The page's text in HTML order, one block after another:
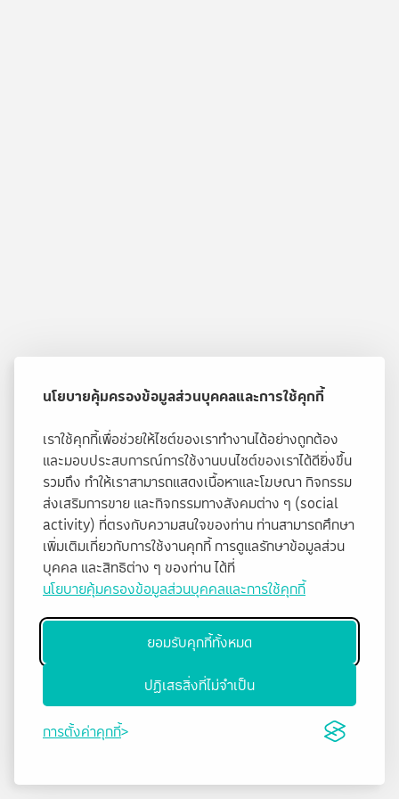
นโยบายคุ้มครองข้อมูลส่วนบุคคลและการใช้คุกกี้
เราใช้คุกกี้เพื่อช่วยให้ไซต์ของเราทำงานได้อย่างถูกต้อง
และมอบประสบการณ์การใช้งานบนไซต์ของเราได้ดียิ่งขึ้น
รวมถึง ทำให้เราสามารถแสดงเนื้อหาและโฆษณา กิจกรรม
ส่งเสริมการขาย และกิจกรรมทางสังคมต่าง ๆ (social
activity) ที่ตรงกับความสนใจของท่าน ท่านสามารถศึกษา
เพิ่มเติมเกี่ยวกับการใช้งานคุกกี้ การดูแลรักษาข้อมูลส่วน
บุคคล และสิทธิต่าง ๆ ของท่าน ได้ที่
นโยบายคุ้มครองข้อมูลส่วนบุคคลและการใช้คุกกี้
ยอมรับคุกกี้ทั้งหมด
ปฏิเสธสิ่งที่ไม่จำเป็น
การตั้งค่าคุกกี้